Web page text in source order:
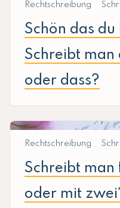
Rechtschreibung
Schön das
Schreibt man
oder dass?
Rechtschreibung
Schreibt man
oder mit